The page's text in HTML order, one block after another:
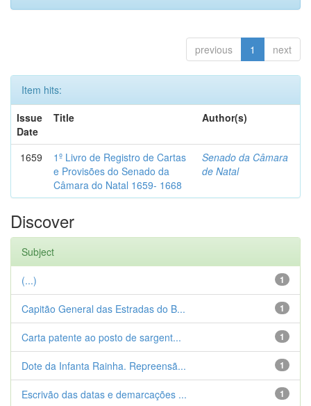
previous 1 next
Item hits:
Issue
Date
Title Author(s)
1659
1º Livro de Registro de Cartas
e Provisões do Senado da
Câmara do Natal 1659- 1668
Senado da Câmara
de Natal
Discover
Subject
1
(...)
1
Capitão General das Estradas do B...
1
Carta patente ao posto de sargent...
1
Dote da Infanta Rainha. Repreensã...
1
Escrivão das datas e demarcações ...